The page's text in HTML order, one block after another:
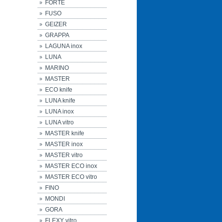
FORTE
FUSO
GEIZER
GRAPPA
LAGUNA inox
LUNA
MARINO
MASTER
ECO knife
LUNA knife
LUNA inox
LUNA vitro
MASTER knife
MASTER inox
MASTER vitro
MASTER ECO inox
MASTER ECO vitro
FINO
MONDI
GORA
FLEXY vitro